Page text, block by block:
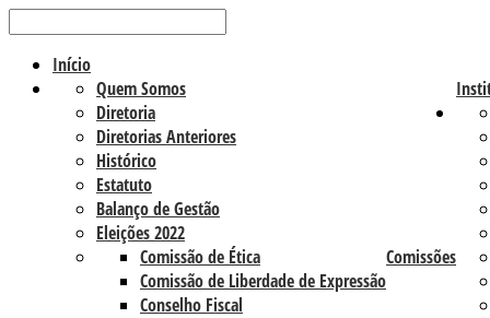
Início
Quem Somos
Diretoria
Diretorias Anteriores
Histórico
Estatuto
Balanço de Gestão
Eleições 2022
Comissões
Comissão de Ética
Comissão de Liberdade de Expressão
Conselho Fiscal